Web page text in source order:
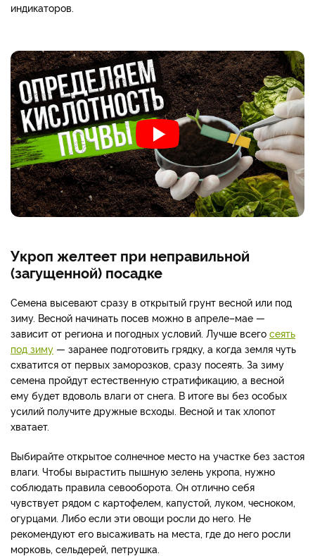
индикаторов.
Укроп желтеет при неправильной
(загущенной) посадке
Семена высевают сразу в открытый грунт весной или под
зиму. Весной начинать посев можно в апреле–мае —
зависит от региона и погодных условий. Лучше всего сеять
под зиму — заранее подготовить грядку, а когда земля чуть
схватится от первых заморозков, сразу посеять. За зиму
семена пройдут естественную стратификацию, а весной
ему будет вдоволь влаги от снега. В итоге вы без особых
усилий получите дружные всходы. Весной и так хлопот
хватает.
Выбирайте открытое солнечное место на участке без застоя
влаги. Чтобы вырастить пышную зелень укропа, нужно
соблюдать правила севооборота. Он отлично себя
чувствует рядом с картофелем, капустой, луком, чесноком,
огурцами. Либо если эти овощи росли до него. Не
рекомендуют его высаживать на места, где до него росли
морковь, сельдерей, петрушка.